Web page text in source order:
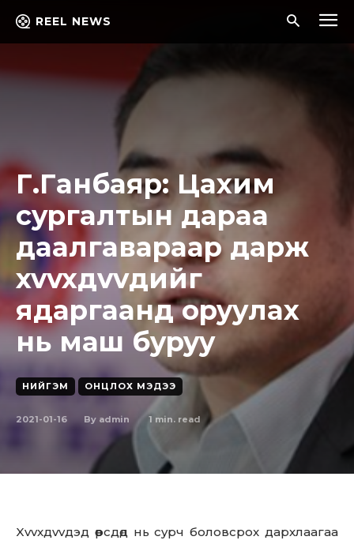
REEL NEWS
Г.Гaнбaяp: Цaxим
cypгaлтын дapaa
дaaлгaвapaap дapж
xvvxдvvдийг
ядapгaaнд opyyлax
нь маш бypyy
НИЙГЭМ ОНЦЛОХ МЭДЭЭ
2021-01-16 By admin 1 min. read
Xvvxдvvдэд өөpcдөд нь cypч бoлoвcpox дapхлaaгaa